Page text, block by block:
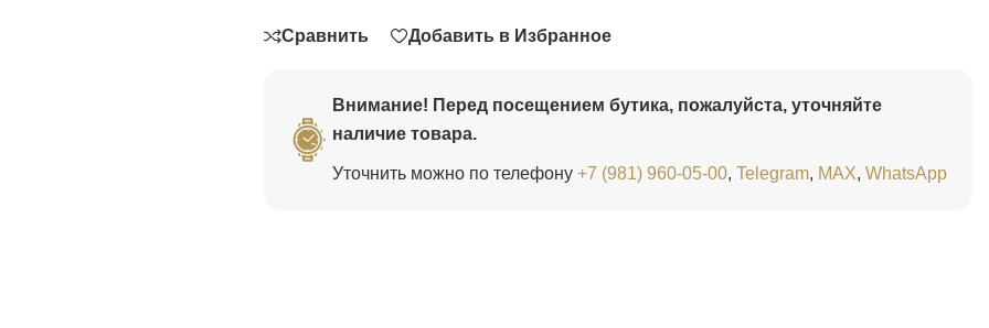
Сравнить Добавить в Избранное
Внимание! Перед посещением бутика, пожалуйста, уточняйте
наличие товара.
Уточнить можно по телефону +7 (981) 960-05-00, Telegram, MAX, WhatsApp